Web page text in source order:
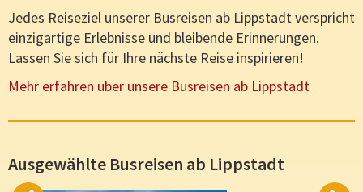
Jedes Reiseziel unserer Busreisen ab Lippstadt verspricht
einzigartige Erlebnisse und bleibende Erinnerungen.
Lassen Sie sich für Ihre nächste Reise inspirieren!
Mehr erfahren über unsere Busreisen ab Lippstadt
Ausgewählte Busreisen ab Lippstadt